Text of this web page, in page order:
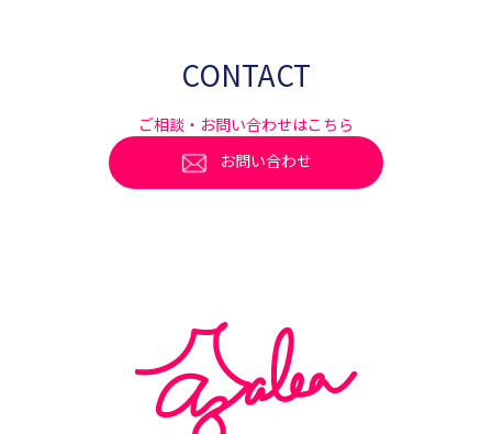
CONTACT
ご相談・お問い合わせはこちら
お問い合わせ